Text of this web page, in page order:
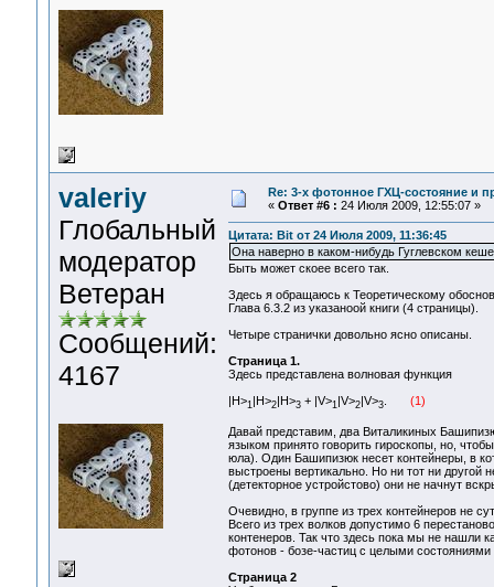
valeriy
Глобальный
модератор
Ветеран
Сообщений:
4167
Re: 3-x фотонное ГХЦ-состояние и
« Ответ #6 : 24 Июля 2009, 12:55:07 »
Цитата: Bit от 24 Июля 2009, 11:36:45
Она наверно в каком-нибудь Гуглевском
Быть может скоее всего так.
Здесь я обращаюсь к Теоретическому
Глава 6.3.2 из указаноой книги (4 страницы).
Четыре странички довольно ясно описаны.
Страница 1.
Здесь представлена волновая функция
|H>1 |H>2|H>3+ |V>1 |V>2|V>3. (1)
Давай представим, два Виталикиных
языком принято говорить гироскопы, но,
юла). Один Башипизюк несет контейнеры, в
выстроены вертикально. Но ни тот ни другой
(детекторное устройстово) они не начнут
Очевидно, в группе из трех контейнеров не
Всего из трех волков допустимо 6
контенеров. Так что здесь пока мы не нашли
фотонов - бозе-частиц с целыми состояниями
Страница 2